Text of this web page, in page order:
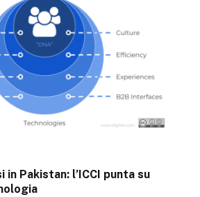
in Pakistan: l’ICCI punta su